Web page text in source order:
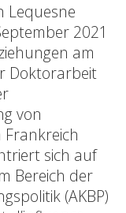
Lequesne
2021
am
Doktorarbeit
von
sich auf
Bereich der
(AKBP)